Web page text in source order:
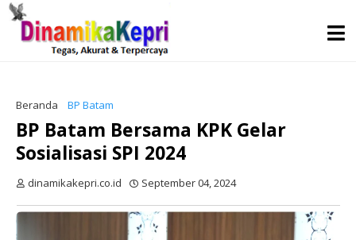
Beranda BP Batam
BP Batam Bersama KPK Gelar
Sosialisasi SPI 2024
dinamikakepri.co.id September 04, 2024